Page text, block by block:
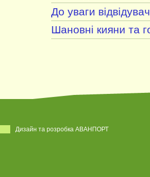
До уваги
Шановні кияни та
Дизайн та розробка АВАНПОРТ